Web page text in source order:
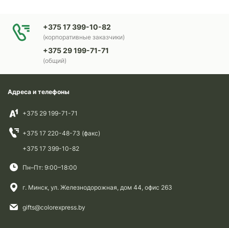
+375 17 399-10-82
(корпоративные заказчики)
+375 29 199-71-71
(общий)
Адреса и телефоны
+375 29 199-71-71
+375 17 220-48-73 (факс)
+375 17 399-10-82
Пн–Пт: 9:00–18:00
г. Минск, ул. Железнодорожная, дом 44, офис 263
gifts@colorexpress.by